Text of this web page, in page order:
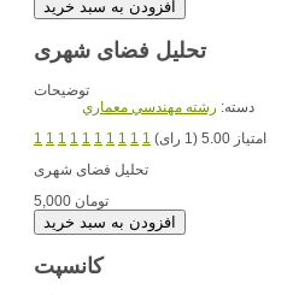
تحلیل فضای شهری
توضیحات
دسته: رشته مهندسي معماري
1 1 1 1 1 1 1 1 1 1
امتیاز 5.00 (1 رای)
5,000 تومان
کانسپت